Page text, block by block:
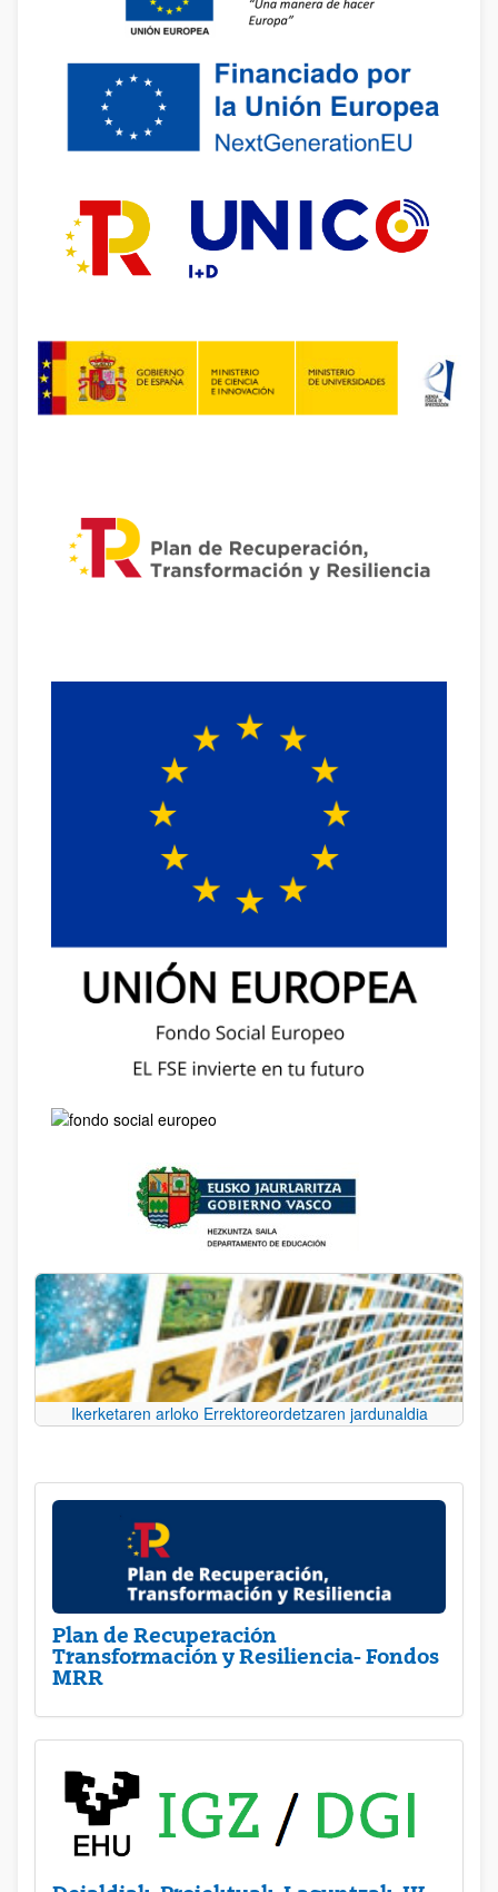
Ikerketaren arloko Errektoreordetzaren jardunaldia
Plan de Recuperación
Transformación y Resiliencia- Fondos
MRR